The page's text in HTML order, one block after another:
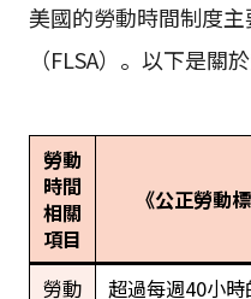
美國的勞動時間制度主
（FLSA）。以下是關
勞動
時間
相關
項目
《公正勞動
勞動 超過每週40小